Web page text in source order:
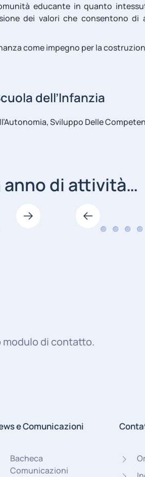
educante in quanto
dei valori che consentono di
come impegno per la
dell’Infanzia
Sviluppo Delle
anno di attività…
di contatto.
e Comunicazioni
Bacheca
Comunicazioni